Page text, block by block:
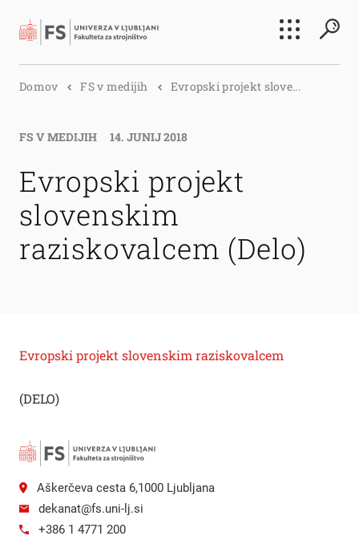
Išči
Domov FS v medijih Evropski projekt slove...
FS V MEDIJIH 14. JUNIJ 2018
Evropski projekt
slovenskim
raziskovalcem (Delo)
Evropski projekt slovenskim raziskovalcem
(DELO)
Aškerčeva cesta 6,1000 Ljubljana
dekanat@fs.uni-lj.si
+386 1 4771 200